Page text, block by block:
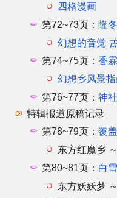
四格漫画
第72~73页： 隆
幻想的音觉
第74~75页：香
幻想乡风景
第76~77页：神
特辑报道原稿记录
第78~79页：覆
东方红魔乡
第80~81页： 白
东方妖妖梦